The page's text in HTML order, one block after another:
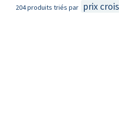
204 produits triés par